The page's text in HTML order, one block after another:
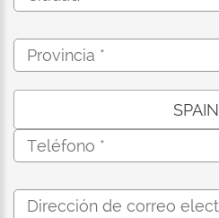
SPAIN